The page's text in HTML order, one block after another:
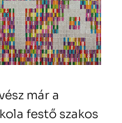
már a
festő szakos